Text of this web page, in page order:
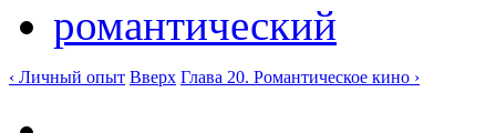
романтический
‹ Личный опыт Вверх Глава 20. Романтическое кино ›